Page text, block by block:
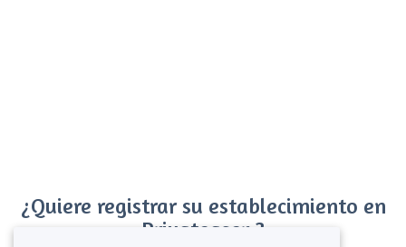
¿Quiere registrar su establecimiento en
Privateaser ?